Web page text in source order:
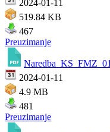
2024-01-11
519.84 KB
467
Preuzimanje
2024-01-11
4.9 MB
481
Preuzimanje